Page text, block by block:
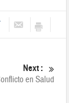
Next :
en Salud